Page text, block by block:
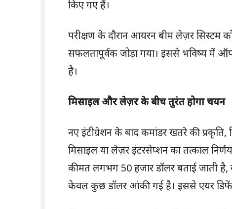
किए गए हैं।
परीक्षण के दौरान आयरन बीम लेज़र
सफलतापूर्वक जोड़ा गया। इससे भविष्य में
है।
मिसाइल और लेज़र के बीच तुरंत होगा चयन
नए इंटीग्रेशन के बाद कमांडर खतरे की
मिसाइल या लेज़र इंटरसेप्शन का तत्काल
कीमत लगभग 50 हजार डॉलर बताई जाती
केवल कुछ डॉलर आंकी गई है। इससे एयर